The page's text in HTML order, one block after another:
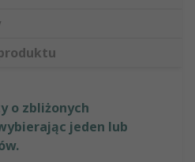
o zbliżonych
jeden lub